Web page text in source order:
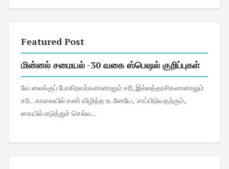
Featured Post
மின்னல் சமையல் -30 வகை ஸ்பெஷல் குறிப்புகள்
வே லைக்குப் போகிறவர்களானாலும் சரி, இல்லத்தரசிகளானாலும்
சரி... காலையில் கண் விழித்த உடனேயே, 'சாப்பிடுவதற்கும்,
கையில் எடுத்துச் செல்வ...